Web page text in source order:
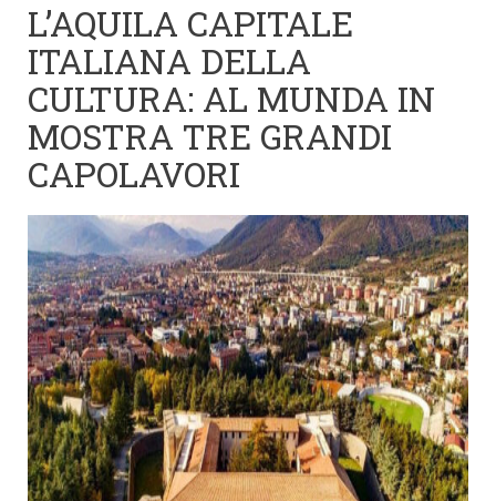
L’AQUILA CAPITALE
ITALIANA DELLA
CULTURA: AL MUNDA IN
MOSTRA TRE GRANDI
CAPOLAVORI